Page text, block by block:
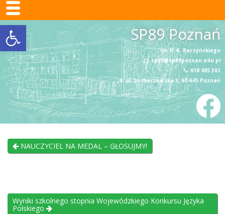
Otwórz pasek narzędzi
Skip
content
SP89 Poznań
im. K. K. Baczyńskiego
sp89@sp89poznan.edu.pl
618 485 361
ul. Sochaczewska 3, 60-645 Poznań
NAUCZYCIEL NA MEDAL – GŁOSUJMY!
Wyniki szkolnego stopnia Wojewódzkiego Konkursu Języka
Polskiego